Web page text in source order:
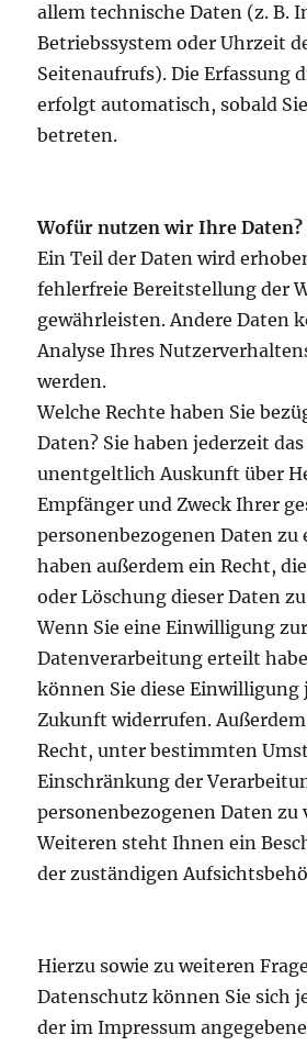
allem technische Daten (z. B.
Betriebssystem oder Uhrzeit
Seitenaufrufs). Die Erfassung
erfolgt automatisch, sobald
betreten.
Wofür nutzen wir Ihre Daten?
Ein Teil der Daten wird
fehlerfreie Bereitstellung der
gewährleisten. Andere Daten
Analyse Ihres
werden.
Welche Rechte haben Sie
Daten? Sie haben jederzeit
unentgeltlich Auskunft über
Empfänger und Zweck Ihrer
personenbezogenen Daten zu
haben außerdem ein Recht,
oder Löschung dieser Daten
Wenn Sie eine Einwilligung zur
Datenverarbeitung erteilt
können Sie diese Einwilligung
Zukunft widerrufen. Außerdem
Recht, unter bestimmten
Einschränkung der
personenbezogenen Daten zu
Weiteren steht Ihnen ein
der zuständigen
Hierzu sowie zu weiteren
Datenschutz können Sie sich
der im Impressum